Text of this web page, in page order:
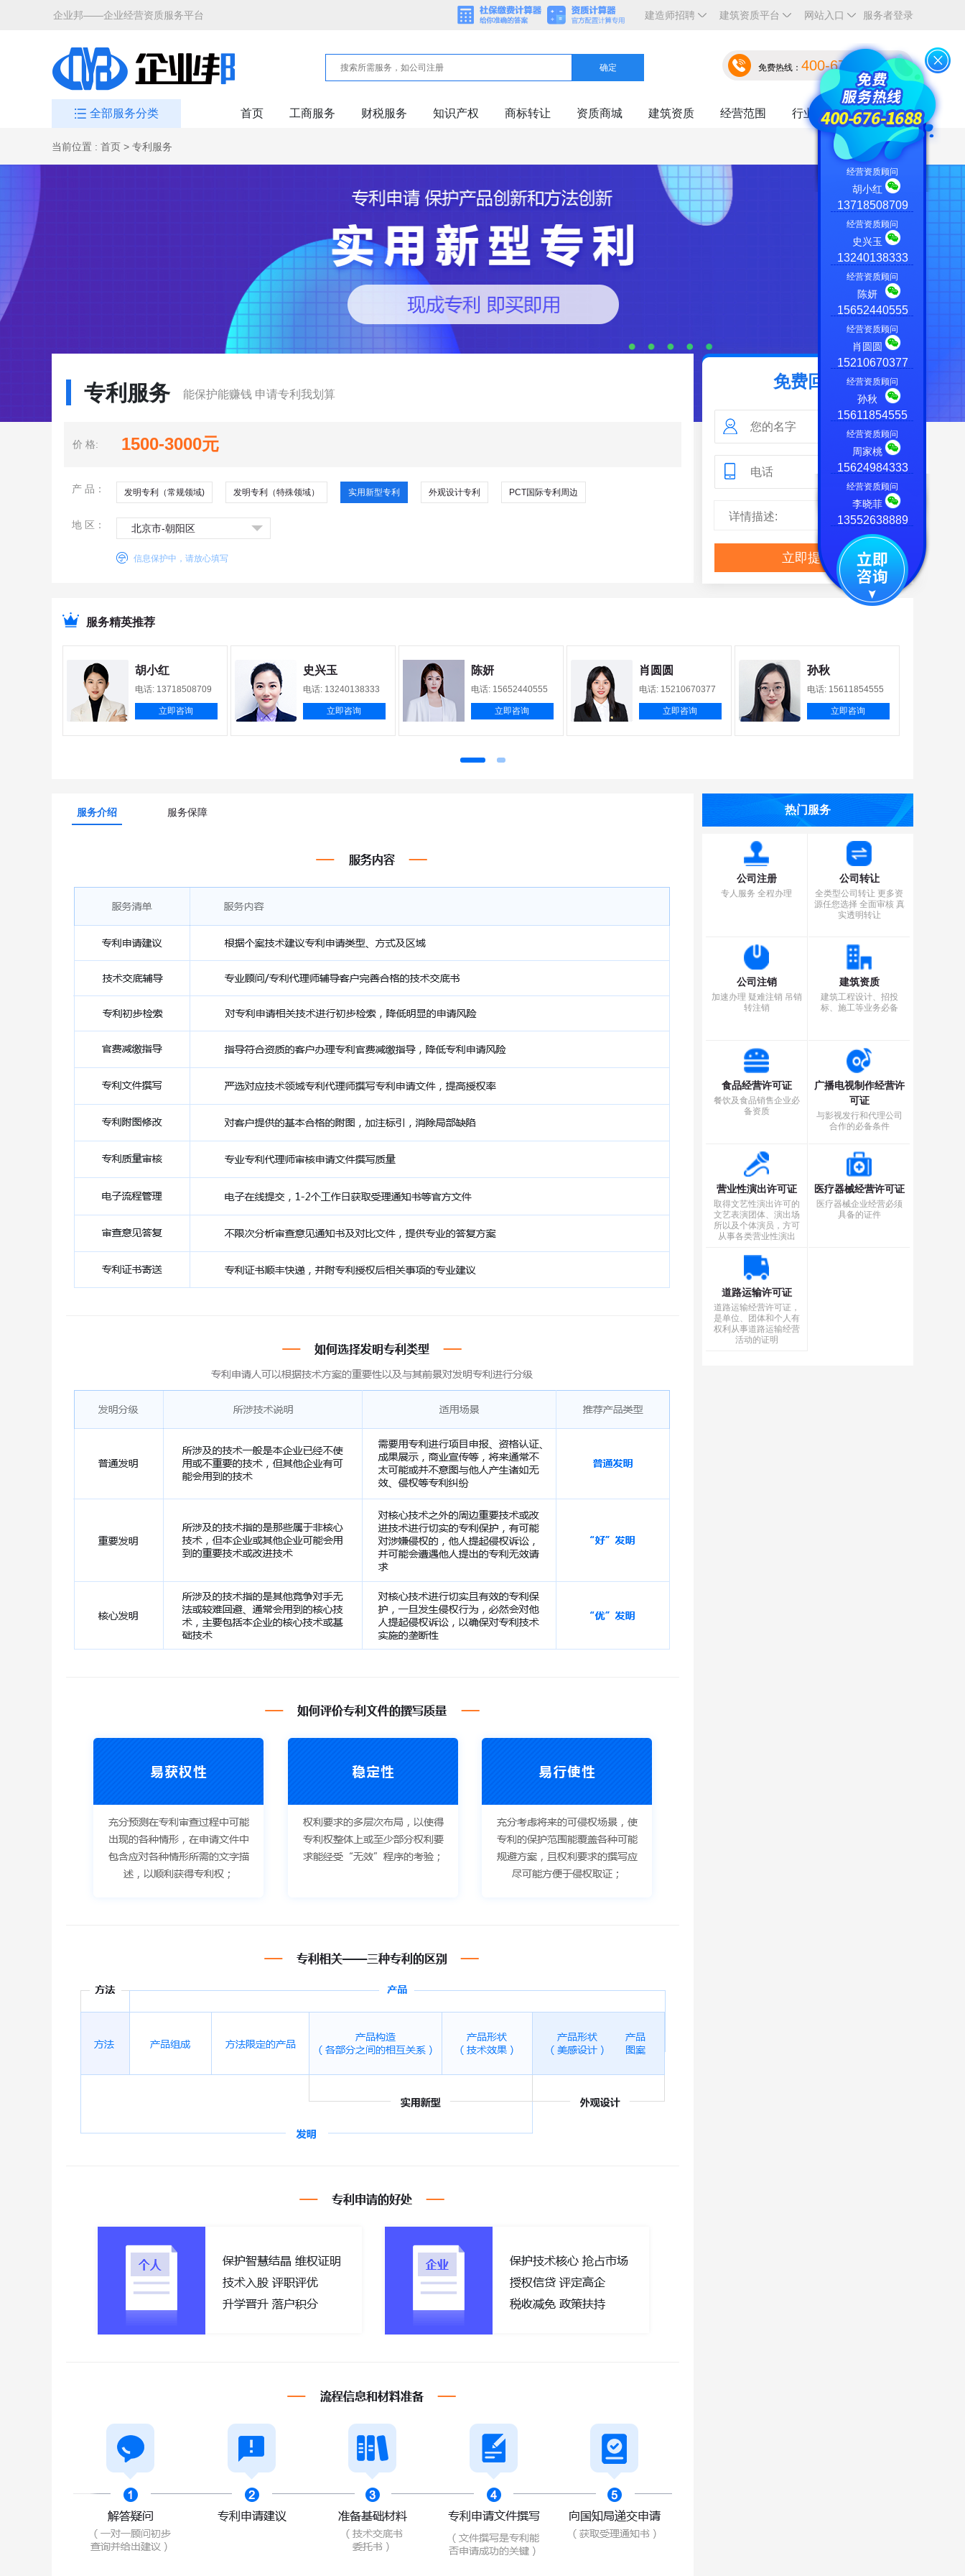
企业邦——企业经营资质服务平台 服务者登录
网站入口
建筑资质平台
建造师招聘
确定 免费热线： 400-676-1688
全部服务分类 首页 工商服务 财税服务 知识产权 商标转让 资质商城 建筑资质 经营范围 行业资讯 关于我们
当前位置 : 首页 > 专利服务
专利服务 能保护能赚钱 申请专利我划算
价 格: 1500-3000元
产 品： 发明专利（常规领域) 发明专利（特殊领域） 实用新型专利 外观设计专利 PCT国际专利周边
地 区： 北京市-朝阳区
信息保护中，请放心填写
免费回电
立即提交
服务精英推荐
胡小红
电话: 13718508709
立即咨询
史兴玉
电话: 13240138333
立即咨询
陈妍
电话: 15652440555
立即咨询
肖圆圆
电话: 15210670377
立即咨询
孙秋
电话: 15611854555
立即咨询
服务介绍 服务保障 热门服务
公司注册
专人服务 全程办理
公司转让
全类型公司转让 更多资
源任您选择 全面审核 真
实透明转让
公司注销
加速办理 疑难注销 吊销
转注销
建筑资质
建筑工程设计、招投
标、施工等业务必备
食品经营许可证
餐饮及食品销售企业必
备资质
广播电视制作经营许
可证
与影视发行和代理公司
合作的必备条件
营业性演出许可证
取得文艺性演出许可的
文艺表演团体、演出场
所以及个体演员，方可
从事各类营业性演出
医疗器械经营许可证
医疗器械企业经营必须
具备的证件
道路运输许可证
道路运输经营许可证，
是单位、团体和个人有
权利从事道路运输经营
活动的证明
经营资质顾问
胡小红
13718508709
经营资质顾问
史兴玉
13240138333
经营资质顾问
陈妍
15652440555
经营资质顾问
肖圆圆
15210670377
经营资质顾问
孙秋
15611854555
经营资质顾问
周家桃
15624984333
经营资质顾问
李晓菲
13552638889